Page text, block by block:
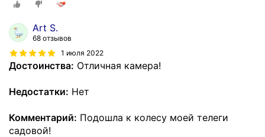
Art S.
68 отзывов
1 июля 2022
Достоинства: Отличная камера!
Недостатки: Нет
Комментарий: Подошла к колесу моей телеги
садовой!